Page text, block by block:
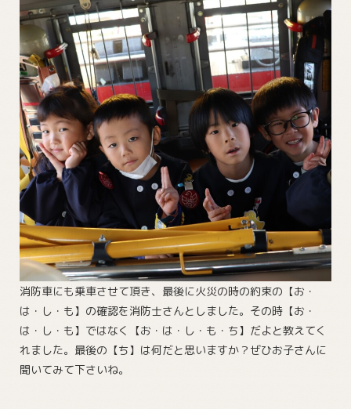
消防車にも乗車させて頂き、最後に火災の時の約束の【お・
は・し・も】の確認を消防士さんとしました。その時【お・
は・し・も】ではなく【お・は・し・も・ち】だよと教えてく
れました。最後の【ち】は何だと思いますか？ぜひお子さんに
聞いてみて下さいね。